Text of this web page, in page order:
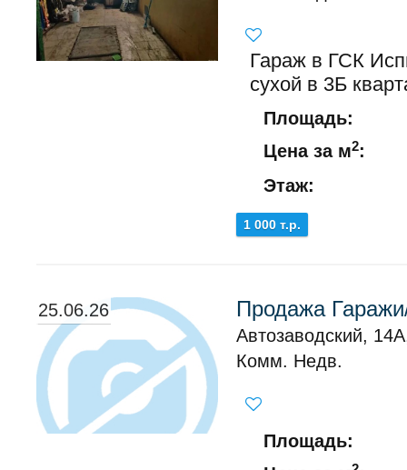
Гараж в ГСК
сухой в 3Б
Площадь:
Цена за м2:
Этаж:
1 000 т.р.
25.06.26 Продажа
Автозаводский,
Комм. Недв.
Площадь: